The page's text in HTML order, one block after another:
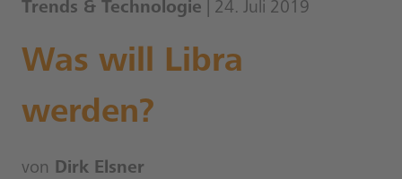
Trends & Technologie | 24. Juli 2019
Was will Libra
werden?
von Dirk Elsner